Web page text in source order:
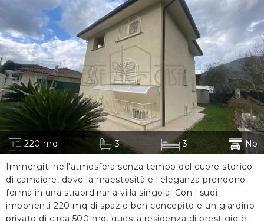
220 mq 3 3 No
Immergiti nell'atmosfera senza tempo del cuore storico
di camaiore, dove la maestosità e l'eleganza prendono
forma in una straordinaria villa singola. Con i suoi
imponenti 220 mq di spazio ben concepito e un giardino
privato di circa 500 mq, questa residenza di prestigio è